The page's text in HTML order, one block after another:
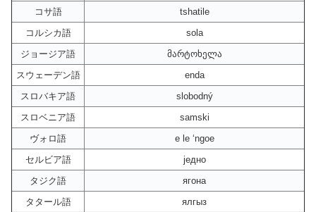
コサ語
tshatile
コルシカ語
sola
ジョージア語
მარტოხელა
スウェーデン語
enda
スロバキア語
slobodný
スロベニア語
samski
ヴォロ語
e le ‘ngoe
セルビア語
једно
タジク語
ягона
タタール語
ялгыз